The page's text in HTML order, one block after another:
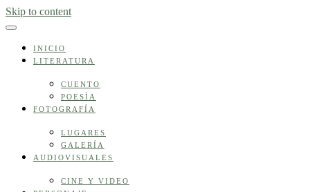
Skip to content
INICIO
LITERATURA
CUENTO
POESÍA
FOTOGRAFÍA
LUGARES
GALERÍA
AUDIOVISUALES
CINE Y VIDEO